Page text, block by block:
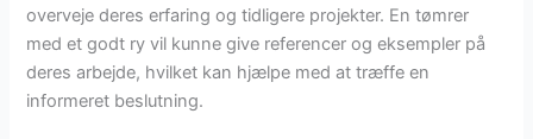
overveje deres erfaring og tidligere projekter. En tømrer
med et godt ry vil kunne give referencer og eksempler på
deres arbejde, hvilket kan hjælpe med at træffe en
informeret beslutning.